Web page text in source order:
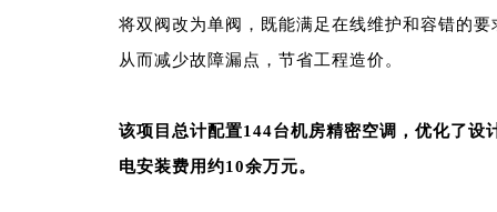
将双阀改为单阀，既能满足在线维护和容错的
从而减少故障漏点，节省工程造价。
该项目总计配置144台机房精密空调，优化了设
电安装费用约10余万元。